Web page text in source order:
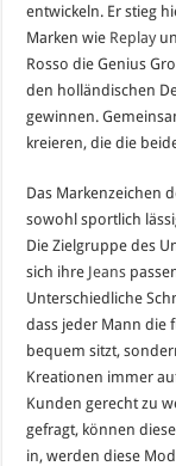
entwickeln. Er stieg
Marken wie Replay
Rosso die Genius
den holländischen
gewinnen.
kreieren, die die
Das Markenzeichen
sowohl sportlich
Die Zielgruppe des
sich ihre Jeans
Unterschiedliche
dass jeder Mann die
bequem sitzt,
Kreationen immer
Kunden gerecht zu
gefragt, können
in, werden diese